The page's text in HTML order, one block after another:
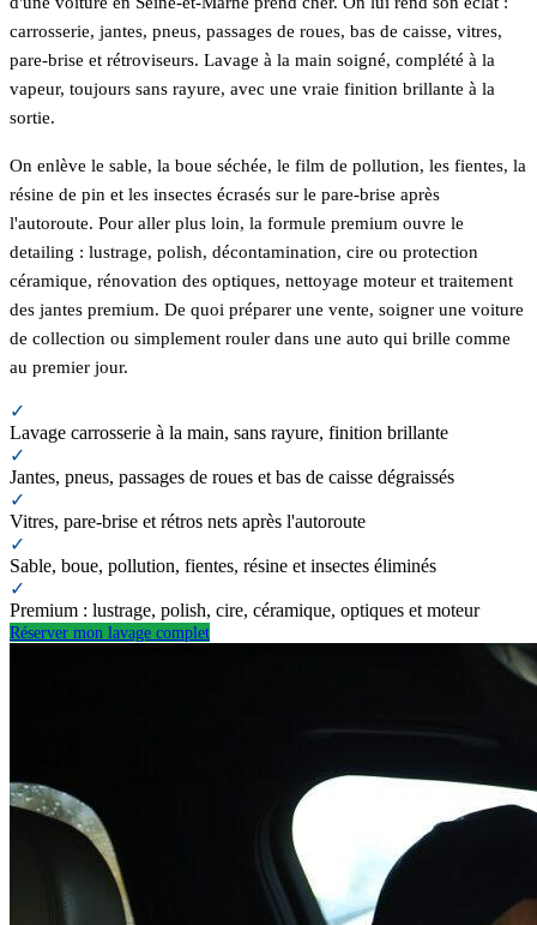
carrosserie, jantes, pneus, passages de roues, bas de caisse, vitres,
pare-brise et rétroviseurs. Lavage à la main soigné, complété à la
vapeur, toujours sans rayure, avec une vraie finition brillante à la
sortie.
On enlève le sable, la boue séchée, le film de pollution, les fientes, la
résine de pin et les insectes écrasés sur le pare-brise après
l'autoroute. Pour aller plus loin, la formule premium ouvre le
detailing : lustrage, polish, décontamination, cire ou protection
céramique, rénovation des optiques, nettoyage moteur et traitement
des jantes premium. De quoi préparer une vente, soigner une voiture
de collection ou simplement rouler dans une auto qui brille comme
au premier jour.
✓
Lavage carrosserie à la main, sans rayure, finition brillante
✓
Jantes, pneus, passages de roues et bas de caisse dégraissés
✓
Vitres, pare-brise et rétros nets après l'autoroute
✓
Sable, boue, pollution, fientes, résine et insectes éliminés
✓
Premium : lustrage, polish, cire, céramique, optiques et moteur
Réserver mon lavage complet